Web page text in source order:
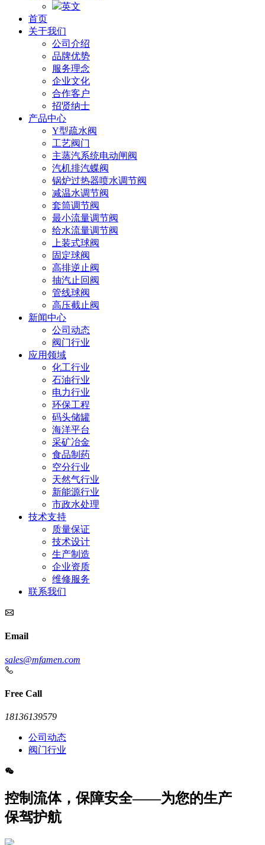
英文
首页
关于我们
公司介绍
品牌优势
服务理念
企业文化
合作客户
招贤纳士
产品中心
Y型疏水阀
工艺阀门
主蒸汽系统电动闸阀
汽机排汽蝶阀
锅炉过热器喷水调节阀
减温水调节阀
套筒调节阀
最小流量调节阀
给水流量调节阀
上装式球阀
固定球阀
高排逆止阀
抽汽止回阀
管线球阀
高压截止阀
新闻中心
公司动态
阀门行业
应用领域
化工行业
石油行业
电力行业
环保工程
码头储罐
海洋平台
采矿冶金
食品制药
空分行业
天然气行业
新能源行业
市政水处理
技术支持
质量保证
技术设计
生产制造
企业资质
维修服务
联系我们
Email
sales@mfamen.com
Free Call
18136139579
公司动态
阀门行业
控制流体，保障安全——为您的生产
保驾护航